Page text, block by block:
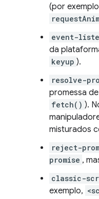
(por
event-
da
keyup ).
resolve-
promessa
fetch() ).
misturados
reject-
promise ,
classic-
exemplo,